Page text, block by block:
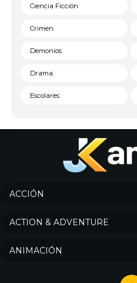
Ciencia Ficción
Crimen
Demonios
Drama
Escolares
Música
ACCIÓN
ACTION & ADVENTURE
ANIMACIÓN